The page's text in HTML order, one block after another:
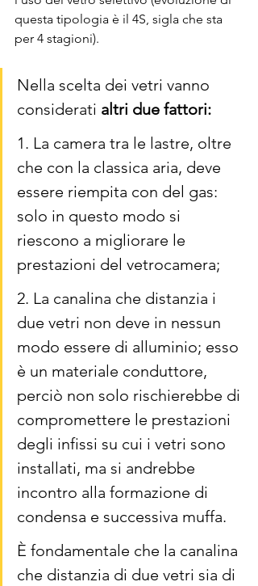
questa tipologia è il 4S, sigla che sta
per 4 stagioni).
Nella scelta dei vetri vanno
considerati altri due fattori:
1. La camera tra le lastre, oltre
che con la classica aria, deve
essere riempita con del gas:
solo in questo modo si
riescono a migliorare le
prestazioni del vetrocamera;
2. La canalina che distanzia i
due vetri non deve in nessun
modo essere di alluminio; esso
è un materiale conduttore,
perciò non solo rischierebbe di
compromettere le prestazioni
degli infissi su cui i vetri sono
installati, ma si andrebbe
incontro alla formazione di
condensa e successiva muffa.
È fondamentale che la canalina
che distanzia di due vetri sia di